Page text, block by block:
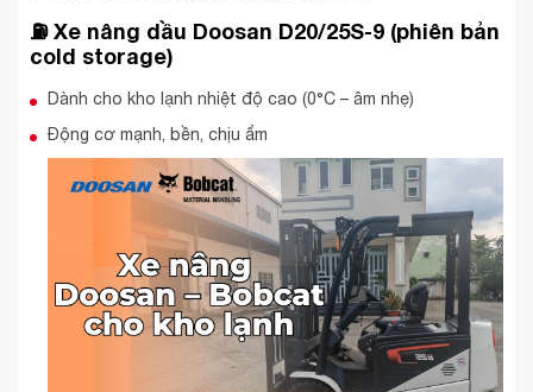
⛽ Xe nâng dầu Doosan D20/25S-9 (phiên bản
cold storage)
Dành cho kho lạnh nhiệt độ cao (0°C – âm nhẹ)
Động cơ mạnh, bền, chịu ẩm